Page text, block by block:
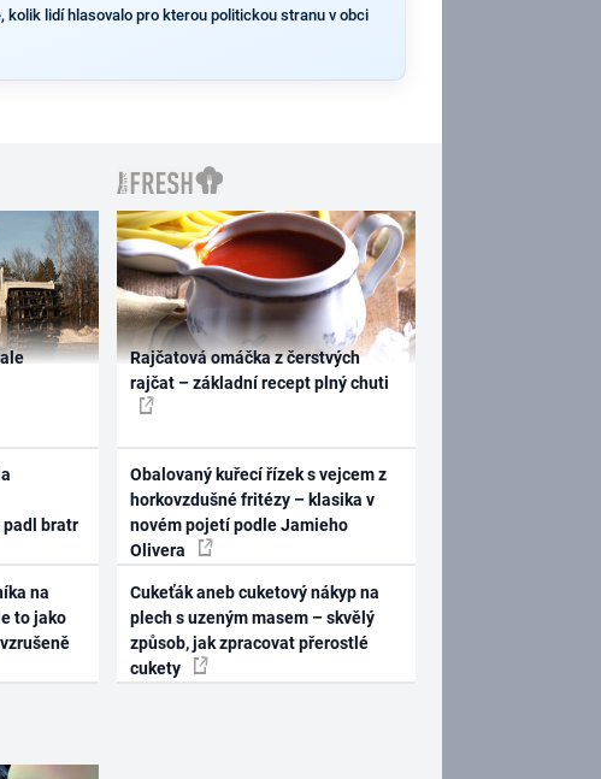
kolik lidí hlasovalo pro kterou politickou stranu v obci
padl bratr
na
to jako
Rajčatová omáčka z čerstvých
rajčat – základní recept plný chuti
Obalovaný kuřecí řízek s vejcem z
horkovzdušné fritézy – klasika v
novém pojetí podle Jamieho
Olivera
Cukeťák aneb cuketový nákyp na
plech s uzeným masem – skvělý
způsob, jak zpracovat přerostlé
cukety